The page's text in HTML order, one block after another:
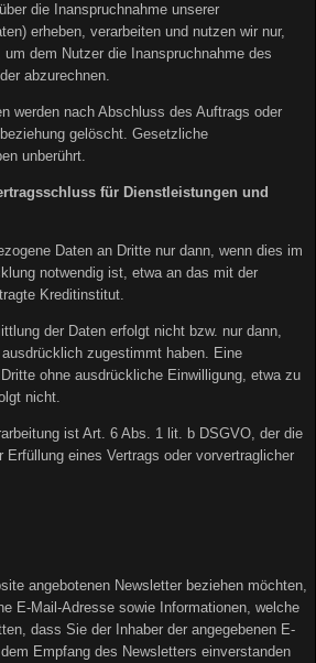
die Inanspruchnahme unserer
erheben, verarbeiten und nutzen wir nur,
dem Nutzer die Inanspruchnahme des
abzurechnen.
werden nach Abschluss des Auftrags oder
gelöscht. Gesetzliche
unberührt.
für Dienstleistungen und
Daten an Dritte nur dann, wenn dies im
notwendig ist, etwa an das mit der
Kreditinstitut.
der Daten erfolgt nicht bzw. nur dann,
zugestimmt haben. Eine
ohne ausdrückliche Einwilligung, etwa zu
nicht.
ist Art. 6 Abs. 1 lit. b DSGVO, der die
Erfüllung eines Vertrags oder vorvertraglicher
angebotenen Newsletter beziehen möchten,
E-Mail-Adresse sowie Informationen, welche
dass Sie der Inhaber der angegebenen E-
Empfang des Newsletters einverstanden